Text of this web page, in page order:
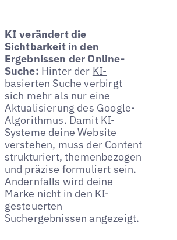
KI verändert die
Sichtbarkeit in den
Ergebnissen der Online-
Suche: Hinter der KI-
basierten Suche verbirgt
sich mehr als nur eine
Aktualisierung des Google-
Algorithmus. Damit KI-
Systeme deine Website
verstehen, muss der Content
strukturiert, themenbezogen
und präzise formuliert sein.
Andernfalls wird deine
Marke nicht in den KI-
gesteuerten
Suchergebnissen angezeigt.